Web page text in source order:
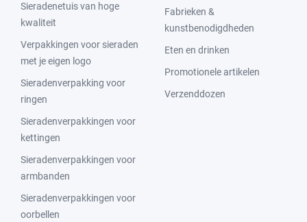
Sieradenetuis van hoge
kwaliteit
Verpakkingen voor sieraden
met je eigen logo
Sieradenverpakking voor
ringen
Sieradenverpakkingen voor
kettingen
Sieradenverpakkingen voor
armbanden
Sieradenverpakkingen voor
oorbellen
Fabrieken &
kunstbenodigdheden
Eten en drinken
Promotionele artikelen
Verzenddozen